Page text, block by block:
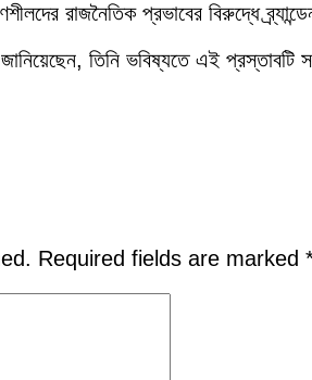
রাজনৈতিক প্রভাবের বিরুদ্ধে
তিনি ভবিষ্যতে এই প্রস্তাবটি
Required fields are marked